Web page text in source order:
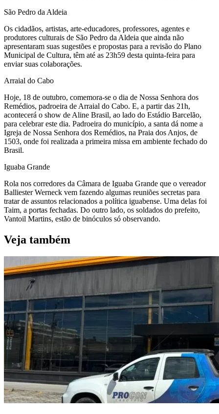
São Pedro da Aldeia
Os cidadãos, artistas, arte-educadores, professores, agentes e
produtores culturais de São Pedro da Aldeia que ainda não
apresentaram suas sugestões e propostas para a revisão do Plano
Municipal de Cultura, têm até as 23h59 desta quinta-feira para
enviar suas colaborações.
Arraial do Cabo
Hoje, 18 de outubro, comemora-se o dia de Nossa Senhora dos
Remédios, padroeira de Arraial do Cabo. E, a partir das 21h,
acontecerá o show de Aline Brasil, ao lado do Estádio Barcelão,
para celebrar este dia. Padroeira do município, a santa dá nome a
Igreja de Nossa Senhora dos Remédios, na Praia dos Anjos, de
1503, onde foi realizada a primeira missa em ambiente fechado do
Brasil.
Iguaba Grande
Rola nos corredores da Câmara de Iguaba Grande que o vereador
Balliester Werneck vem fazendo algumas reuniões secretas para
tratar de assuntos relacionados a política iguabense. Uma delas foi
Taim, a portas fechadas. Do outro lado, os soldados do prefeito,
Vantoil Martins, estão de binóculos só observando.
Veja também